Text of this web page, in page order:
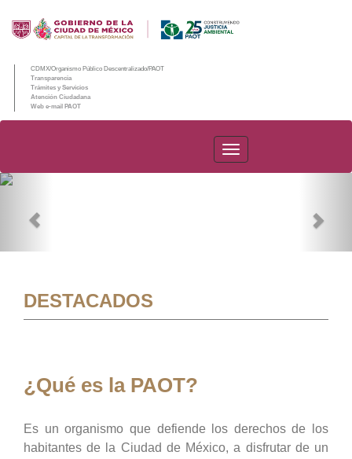
CDMX/Organismo Público Descentralizado/PAOT
Transparencia
Trámites y Servicios
Atención Ciudadana
Web e-mail PAOT
PAOT
DESTACADOS
¿Qué es la PAOT?
Es un organismo que defiende los derechos de los
habitantes de la Ciudad de México, a disfrutar de un